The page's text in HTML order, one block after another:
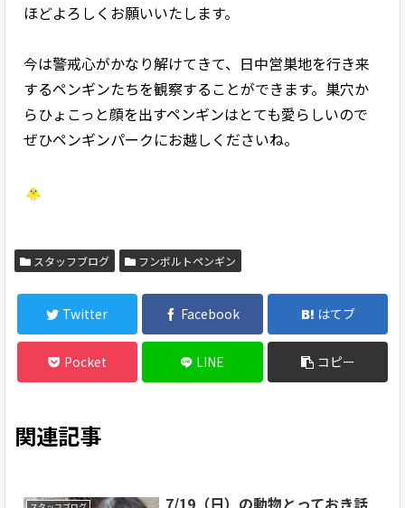
ほどよろしくお願いいたします。
今は警戒心がかなり解けてきて、日中営巣地を行き来
するペンギンたちを観察することができます。巣穴か
らひょこっと顔を出すペンギンはとても愛らしいので
ぜひペンギンパークにお越しくださいね。
スタッフブログ フンボルトペンギン
Twitter Facebook はてブ
Pocket LINE コピー
関連記事
7/19（日）の動物とっておき話